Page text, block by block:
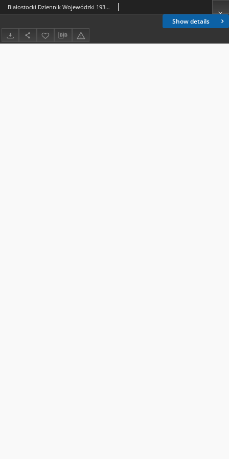
Show details
Białostocki Dziennik Wojewódzki 1938, R.18 Dziennik Urzędowy Województwa Białostockiego